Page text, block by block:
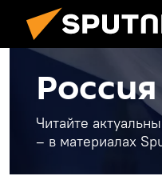
Россия
Читайте
– в материалах